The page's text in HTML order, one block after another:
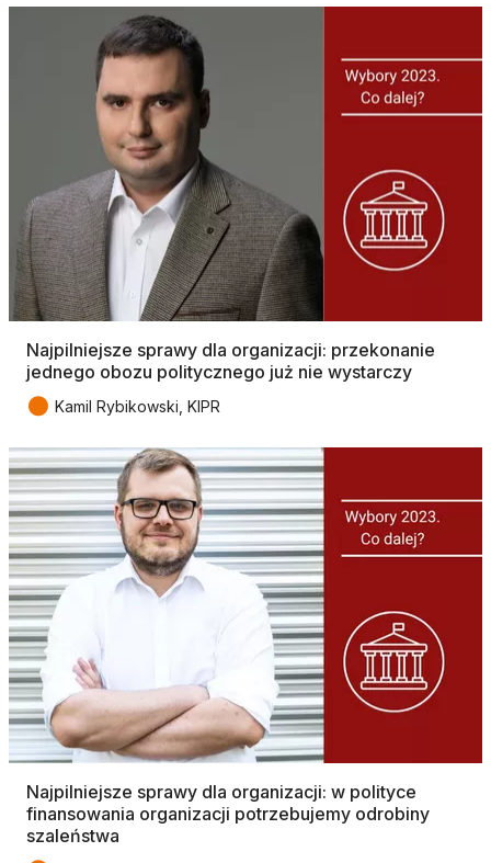
Najpilniejsze sprawy dla organizacji: przekonanie
jednego obozu politycznego już nie wystarczy
● Kamil Rybikowski, KIPR
Najpilniejsze sprawy dla organizacji: w polityce
finansowania organizacji potrzebujemy odrobiny
szaleństwa